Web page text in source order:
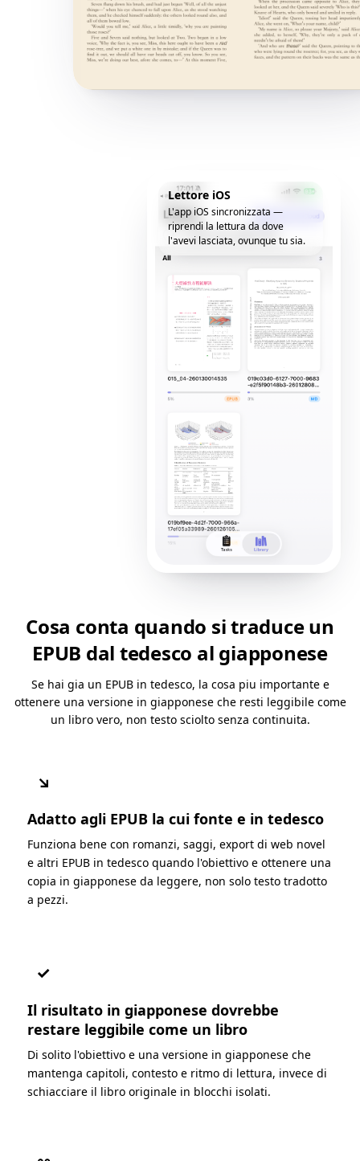
Lettore iOS
L'app iOS sincronizzata —
riprendi la lettura da dove
l'avevi lasciata, ovunque tu sia.
Cosa conta quando si traduce un
EPUB dal tedesco al giapponese
Se hai gia un EPUB in tedesco, la cosa piu importante e
ottenere una versione in giapponese che resti leggibile come
un libro vero, non testo sciolto senza continuita.
↘
Adatto agli EPUB la cui fonte e in tedesco
Funziona bene con romanzi, saggi, export di web novel
e altri EPUB in tedesco quando l'obiettivo e ottenere una
copia in giapponese da leggere, non solo testo tradotto
a pezzi.
✓
Il risultato in giapponese dovrebbe
restare leggibile come un libro
Di solito l'obiettivo e una versione in giapponese che
mantenga capitoli, contesto e ritmo di lettura, invece di
schiacciare il libro originale in blocchi isolati.